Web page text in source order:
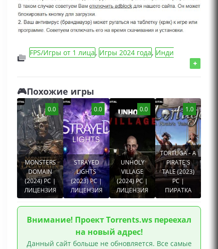
FPS/Игры от 1 лица, Игры 2024 года, Инди
+
🎮Похожие игры
0.0
MONSTERS
DOMAIN
(2024) PC |
ЛИЦЕНЗИЯ
0.0
STRAYED
LIGHTS
(2023) PC |
ЛИЦЕНЗИЯ
0.0
UNHOLY
VILLAGE
(2024) PC |
ЛИЦЕНЗИЯ
1.0
TORTUGA - A
PIRATE'S
TALE (2023)
PC |
ПИРАТКА
Внимание! Проект Torrents.ws переехал
на новый адрес!
Данный сайт больше не обновляется. Все самые